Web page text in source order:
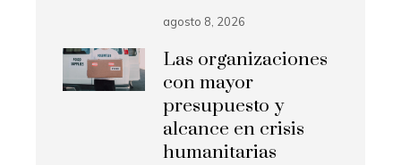
agosto 8, 2026
Las organizaciones
con mayor
presupuesto y
alcance en crisis
humanitarias